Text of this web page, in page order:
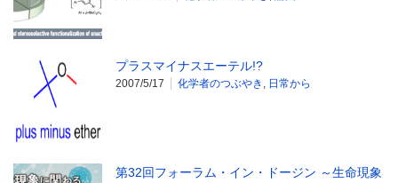
プラスマイナスエーテル!?
2007/5/17 化学者のつぶやき , 日常から
第32回フォーラム・イン・ドージン ～生命現象